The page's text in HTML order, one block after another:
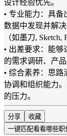
设计经验优先。
• 专业能力：具
数据中发现并解
（如墨刀,
• 出差要求：能
的需求调研、产
• 综合素养：思路
协调和组织能力
的压力。
分享
收藏
一键匹配看看哪些职